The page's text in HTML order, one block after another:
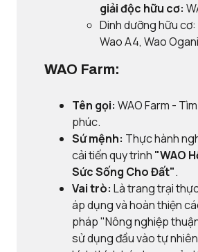
giải độc hữu cơ:
Dinh dưỡng hữu cơ:
Wao A4, Wao
WAO Farm:
Tên gọi: WAO Farm -
phúc.
Sứ mệnh: Thực hành
cải tiến quy trình "WAO
Sức Sống Cho Đất".
Vai trò: Là trang trại
áp dụng và hoàn thiện
pháp "Nông nghiệp
sử dụng đầu vào tự